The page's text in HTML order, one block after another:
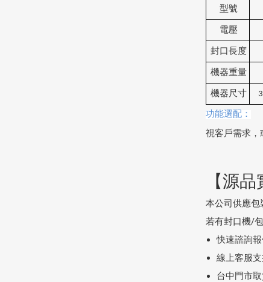
型號
電壓
封口長度
機器重量
機器尺寸
功能選配：
視客戶需求，
【源
本公司供應包
若有封口機/
快速諮詢
線上客服支
台中門市